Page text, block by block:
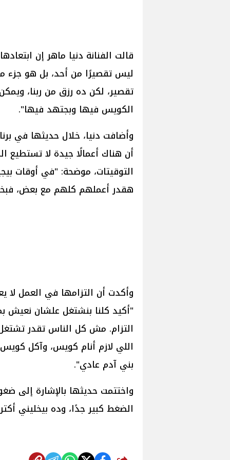
ليس تقصيرًا من أحد، بل هو جزء
تقصير، لكن ده رزق من ربنا،
الكويس فيها وبجتهد فيها".
وأضافت دنيا، خلال حديثها في
أن هناك أعمالًا جيدة لا تستطيع
التوقيتات، موضحة: "في أوقات
هقدر أعملهم كلهم مع بعض،
وأكدت أن التزامها في العمل لا
"أكيد كلنا بنشتغل علشان
اللي لازم أنام كويس، وآكل
بني آدم عادي".
واختتمت حديثها بالإشارة إلى
الضغط كبير جدًا، وده بيخليني